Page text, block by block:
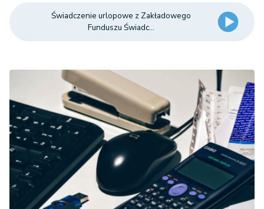
Świadczenie urlopowe z Zakładowego
Funduszu Świadc...